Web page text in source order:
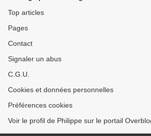
Top articles
Pages
Contact
Signaler un abus
C.G.U.
Cookies et données personnelles
Préférences cookies
Voir le profil de Philippe sur le portail